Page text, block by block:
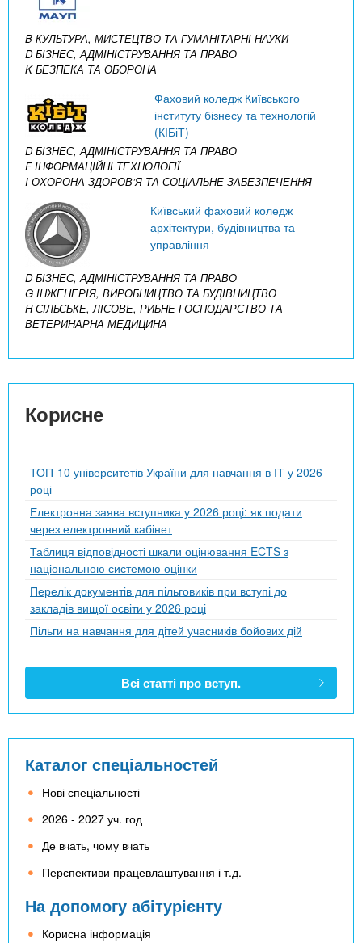
B КУЛЬТУРА, МИСТЕЦТВО ТА ГУМАНІТАРНІ НАУКИ
D БІЗНЕС, АДМІНІСТРУВАННЯ ТА ПРАВО
K БЕЗПЕКА ТА ОБОРОНА
Фаховий коледж Київського
інституту бізнесу та технологій
(КІБіТ)
D БІЗНЕС, АДМІНІСТРУВАННЯ ТА ПРАВО
F ІНФОРМАЦІЙНІ ТЕХНОЛОГІЇ
I ОХОРОНА ЗДОРОВ’Я ТА СОЦІАЛЬНЕ ЗАБЕЗПЕЧЕННЯ
Київський фаховий коледж
архітектури, будівництва та
управління
D БІЗНЕС, АДМІНІСТРУВАННЯ ТА ПРАВО
G ІНЖЕНЕРІЯ, ВИРОБНИЦТВО ТА БУДІВНИЦТВО
H СІЛЬСЬКЕ, ЛІСОВЕ, РИБНЕ ГОСПОДАРСТВО ТА
ВЕТЕРИНАРНА МЕДИЦИНА
Корисне
ТОП-10 університетів України для навчання в ІТ у 2026
році
Електронна заява вступника у 2026 році: як подати
через електронний кабінет
Таблиця відповідності шкали оцінювання ECTS з
національною системою оцінки
Перелік документів для пільговиків при вступі до
закладів вищої освіти у 2026 році
Пільги на навчання для дітей учасників бойових дій
Всі статті про вступ.
Каталог спеціальностей
Нові спеціальності
2026 - 2027 уч. год
Де вчать, чому вчать
Перспективи працевлаштування і т.д.
На допомогу абітурієнту
Корисна інформація